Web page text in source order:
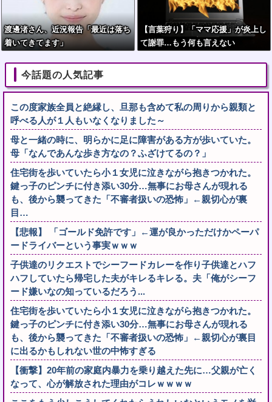
渡邊渚さん、近況報告「最近は落ち
着いてきてます」
【言葉狩り】「ママ応援」が炎上し
て謝罪…もう何も言えない
今話題の人気記事
この度家族全員と絶縁し、旦那も含めて私の周りから親類と
呼べる人が１人もいなくなりました～
母と一緒の時に、明らかに足に障害がある方が歩いていた。
母「なんであんな歩き方なの？ふざけてるの？」
住宅街を歩いていたら小１女児に泣きながら抱きつかれた。
鍵っ子のピンチに付き添い30分…無事にお母さんが現れる
も、後から襲ってきた「不審者扱いの恐怖」←親切心が裏
目…
【悲報】 「ゴールド免許です」←運が良かっただけかペーパ
ードライバーという事実ｗｗｗ
子供達のリクエストでシーフードカレーを作り子供達とハフ
ハフしていたら帰宅した夫がキレるキレる。夫「俺がシーフ
ード嫌いなの知っているだろう...
住宅街を歩いていたら小１女児に泣きながら抱きつかれた。
鍵っ子のピンチに付き添い30分…無事にお母さんが現れる
も、後から襲ってきた「不審者扱いの恐怖」←親切心が裏目
に出るかもしれない世の中怖すぎる
【衝撃】20年前の家庭内暴力を乗り越えた先に…父親が亡く
なって、心が解放された理由がコレｗｗｗｗ